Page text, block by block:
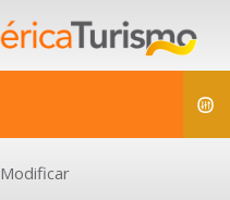
Modificar